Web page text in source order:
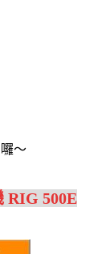
～
RIG 500E